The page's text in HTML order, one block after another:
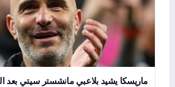
ماريسكا يشيد بلاعبي مانشستر سيتي بعد